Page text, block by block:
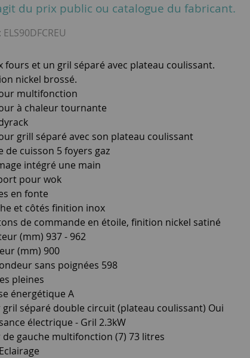
du prix public ou catalogue du fabricant.
ELS90DFCREU
fours et un gril séparé avec plateau coulissant.
nickel brossé.
multifonction
à chaleur tournante
grill séparé avec son plateau coulissant
de cuisson 5 foyers gaz
intégré une main
pour wok
en fonte
et côtés finition inox
de commande en étoile, finition nickel satiné
(mm) 937 - 962
(mm) 900
sans poignées 598
pleines
énergétique A
gril séparé double circuit (plateau coulissant) Oui
électrique - Gril 2.3kW
de gauche multifonction (7) 73 litres